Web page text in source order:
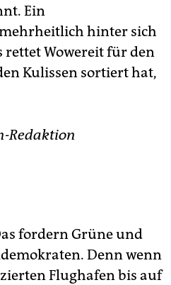
Ein
hinter sich
rettet Wowereit für den
Kulissen sortiert hat,
Redaktion
fordern Grüne und
Denn wenn
Flughafen bis auf